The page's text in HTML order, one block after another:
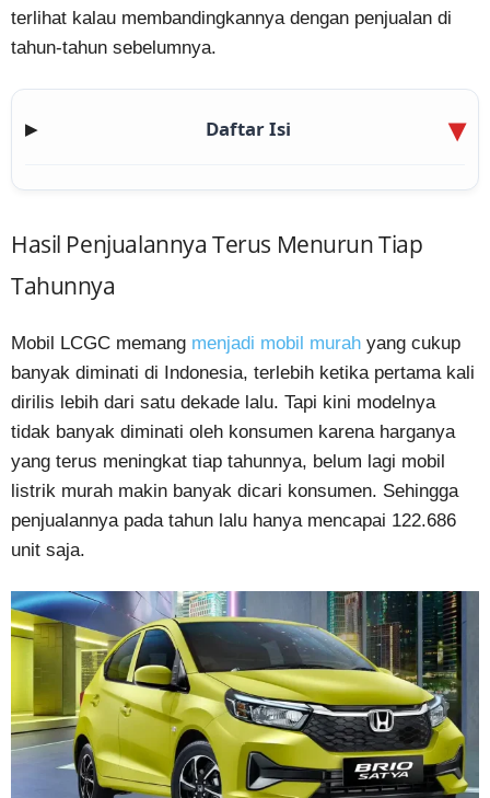
terlihat kalau membandingkannya dengan penjualan di
tahun-tahun sebelumnya.
▶ Daftar Isi
Hasil Penjualannya Terus Menurun Tiap
Tahunnya
Mobil LCGC memang menjadi mobil murah yang cukup
banyak diminati di Indonesia, terlebih ketika pertama kali
dirilis lebih dari satu dekade lalu. Tapi kini modelnya
tidak banyak diminati oleh konsumen karena harganya
yang terus meningkat tiap tahunnya, belum lagi mobil
listrik murah makin banyak dicari konsumen. Sehingga
penjualannya pada tahun lalu hanya mencapai 122.686
unit saja.